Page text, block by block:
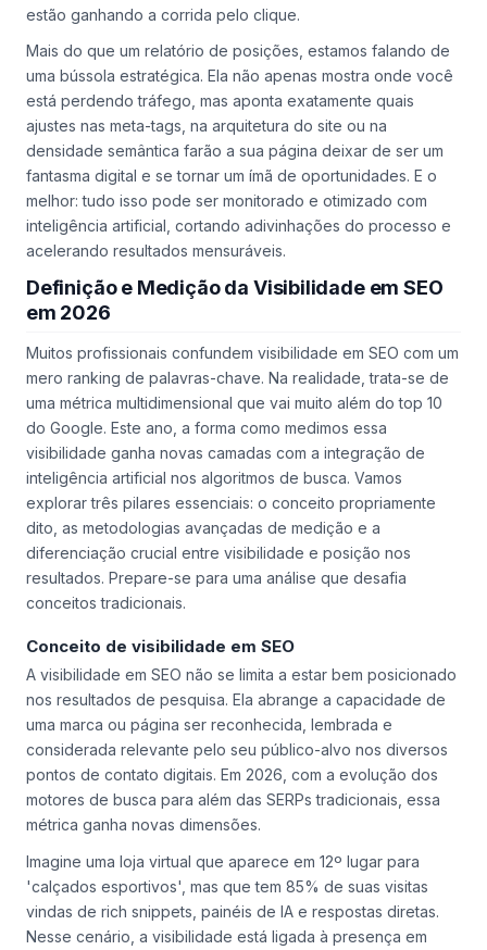
estão ganhando a corrida pelo clique.
Mais do que um relatório de posições, estamos falando de
uma bússola estratégica. Ela não apenas mostra onde você
está perdendo tráfego, mas aponta exatamente quais
ajustes nas meta-tags, na arquitetura do site ou na
densidade semântica farão a sua página deixar de ser um
fantasma digital e se tornar um ímã de oportunidades. E o
melhor: tudo isso pode ser monitorado e otimizado com
inteligência artificial, cortando adivinhações do processo e
acelerando resultados mensuráveis.
Definição e Medição da Visibilidade em SEO
em 2026
Muitos profissionais confundem visibilidade em SEO com um
mero ranking de palavras-chave. Na realidade, trata-se de
uma métrica multidimensional que vai muito além do top 10
do Google. Este ano, a forma como medimos essa
visibilidade ganha novas camadas com a integração de
inteligência artificial nos algoritmos de busca. Vamos
explorar três pilares essenciais: o conceito propriamente
dito, as metodologias avançadas de medição e a
diferenciação crucial entre visibilidade e posição nos
resultados. Prepare-se para uma análise que desafia
conceitos tradicionais.
Conceito de visibilidade em SEO
A visibilidade em SEO não se limita a estar bem posicionado
nos resultados de pesquisa. Ela abrange a capacidade de
uma marca ou página ser reconhecida, lembrada e
considerada relevante pelo seu público-alvo nos diversos
pontos de contato digitais. Em 2026, com a evolução dos
motores de busca para além das SERPs tradicionais, essa
métrica ganha novas dimensões.
Imagine uma loja virtual que aparece em 12º lugar para
'calçados esportivos', mas que tem 85% de suas visitas
vindas de rich snippets, painéis de IA e respostas diretas.
Nesse cenário, a visibilidade está ligada à presença em